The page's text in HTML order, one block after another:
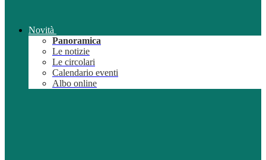
Novità
Panoramica
Le notizie
Le circolari
Calendario eventi
Albo online